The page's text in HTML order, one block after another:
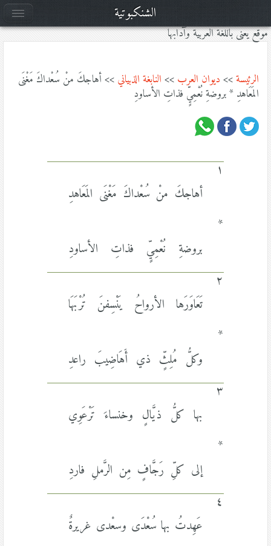
موقع يعنى باللغة العربية وآدابها
الرئيسة>> ديوان العرب >> النابغة الذبياني >> أهاجكَ منْ سُعْداكَ مَغْنَى
المَعَاهدِ * بروضةِ نُعْمِيٍّ فذاتِ الأساودِ
١
أهاجكَ منْ سُعْداكَ مَغْنَى المَعَاهدِ
*
بروضةِ نُعْمِيٍّ فذاتِ الأساودِ
٢
تَعَاوَرَها الأرواحُ يَنْسِفنَ تُرْبَهَا
*
وكلُّ مُلِثٍّ ذي أَهَاضِيبَ راعدِ
٣
بها كلُّ ذيَّالٍ وخنساءَ تَرْعَوِي
*
إلى كلِّ رَجَّافٍ مِن الرَّملِ فاردِ
٤
عَهِدتُ بها سُعْدَى وسعْدى غريرةٌ
الشنكبوتية